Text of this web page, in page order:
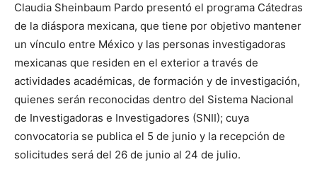
Claudia Sheinbaum Pardo presentó el programa Cátedras
de la diáspora mexicana, que tiene por objetivo mantener
un vínculo entre México y las personas investigadoras
mexicanas que residen en el exterior a través de
actividades académicas, de formación y de investigación,
quienes serán reconocidas dentro del Sistema Nacional
de Investigadoras e Investigadores (SNII); cuya
convocatoria se publica el 5 de junio y la recepción de
solicitudes será del 26 de junio al 24 de julio.